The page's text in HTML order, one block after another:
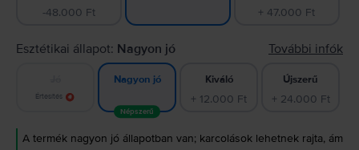
-48.000 Ft + 47.000 Ft
Esztétikai állapot: Nagyon jó További infók
Értesítés
Nagyon jó
Népszerű
Kiváló
+ 12.000 Ft
Újszerű
+ 24.000 Ft
A termék nagyon jó állapotban van; karcolások lehetnek rajta, ám